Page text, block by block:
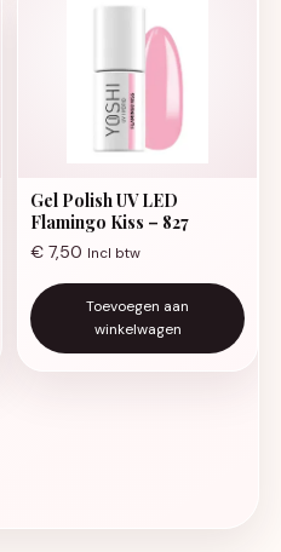
Gel Polish UV LED
Flamingo Kiss – 827
€ 7,50 Incl btw
Toevoegen aan
winkelwagen